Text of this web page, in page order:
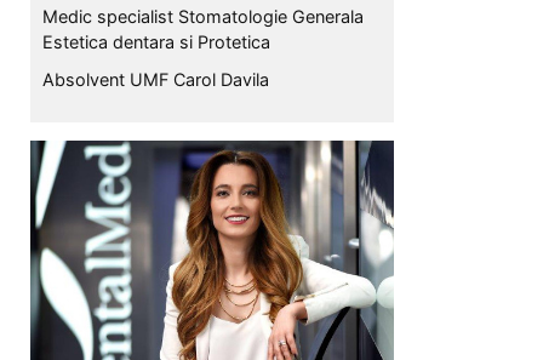
Medic specialist Stomatologie Generala
Estetica dentara si Protetica
Absolvent UMF Carol Davila